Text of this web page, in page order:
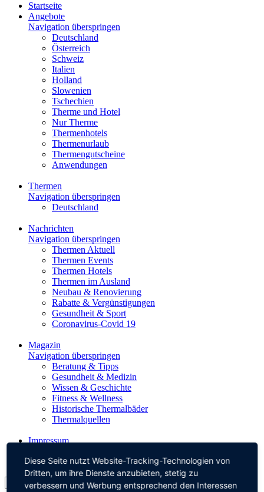
Startseite
Angebote
Navigation überspringen
Deutschland
Österreich
Schweiz
Italien
Holland
Slowenien
Tschechien
Therme und Hotel
Nur Therme
Thermenhotels
Thermenurlaub
Thermengutscheine
Anwendungen
Thermen
Navigation überspringen
Deutschland
Nachrichten
Navigation überspringen
Thermen Aktuell
Thermen Events
Thermen Hotels
Thermen im Ausland
Neubau & Renovierung
Rabatte & Vergünstigungen
Gesundheit & Sport
Coronavirus-Covid 19
Magazin
Navigation überspringen
Beratung & Tipps
Gesundheit & Medizin
Wissen & Geschichte
Fitness & Wellness
Historische Thermalbäder
Thermalquellen
Impressum
Diese Seite nutzt Website-Tracking-Technologien von
Dritten, um ihre Dienste anzubieten, stetig zu
verbessern und Werbung entsprechend den Interessen